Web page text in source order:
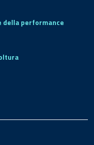
della performance